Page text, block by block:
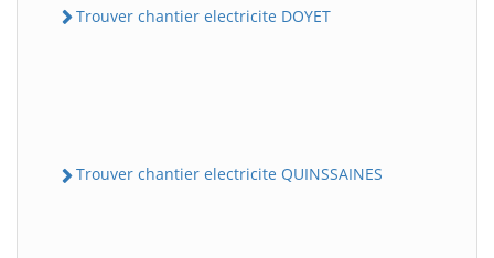
Trouver chantier electricite DOYET
Trouver chantier electricite QUINSSAINES